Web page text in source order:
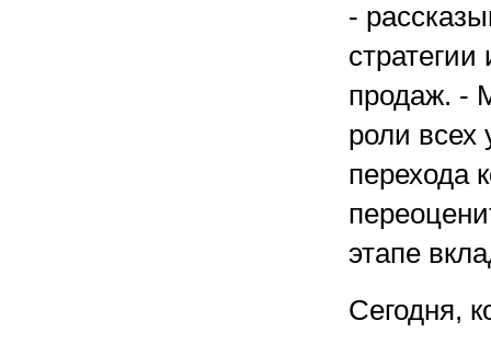
-
продаж. -
роли всех
перехода
этапе
Сегодня,